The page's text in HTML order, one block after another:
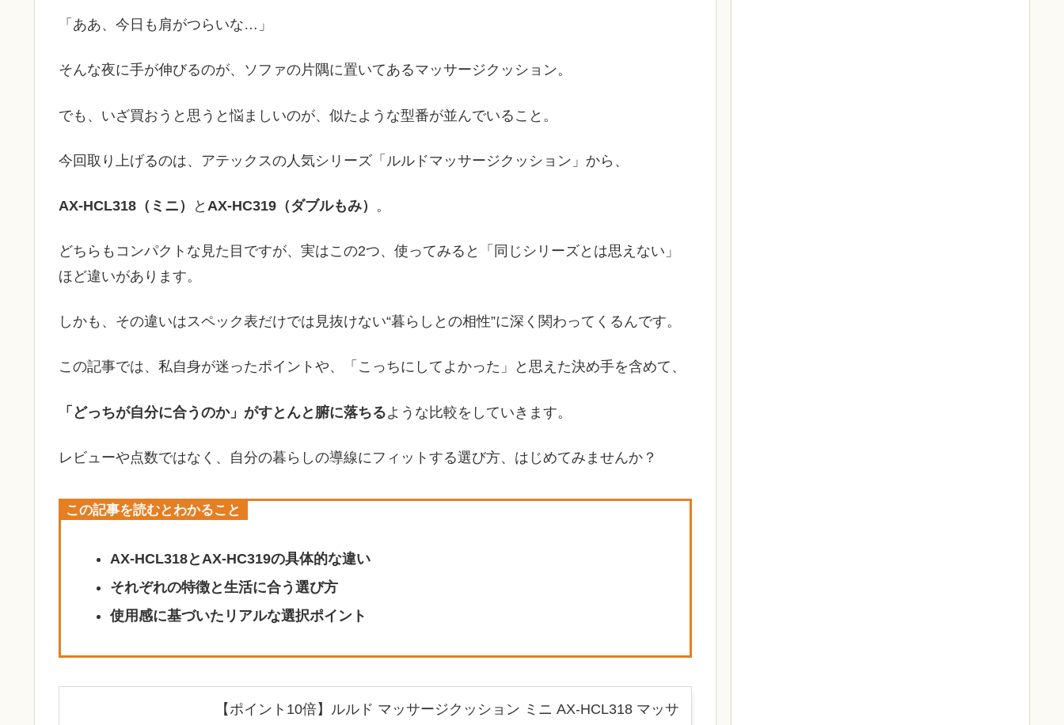
「ああ、今日も肩がつらいな…」
そんな夜に手が伸びるのが、ソファの片隅に置いてあるマッサージクッション。
でも、いざ買おうと思うと悩ましいのが、似たような型番が並んでいること。
今回取り上げるのは、アテックスの人気シリーズ「ルルドマッサージクッション」から、
AX-HCL318（ミニ） と AX-HC319（ダブルもみ） 。
どちらもコンパクトな見た目ですが、実はこの2つ、使ってみると「同じシリーズとは思えない」
ほど違いがあります。
しかも、その違いはスペック表だけでは見抜けない“暮らしとの相性”に深く関わってくるんです。
この記事では、私自身が迷ったポイントや、「こっちにしてよかった」と思えた決め手を含めて、
「どっちが自分に合うのか」がすとんと腑に落ちるような比較をしていきます。
レビューや点数ではなく、自分の暮らしの導線にフィットする選び方、はじめてみませんか？
この記事を読むとわかること
AX-HCL318とAX-HC319の具体的な違い
それぞれの特徴と生活に合う選び方
使用感に基づいたリアルな選択ポイント
【ポイント10倍】ルルド マッサージクッション ミニ AX-HCL318 マッサ